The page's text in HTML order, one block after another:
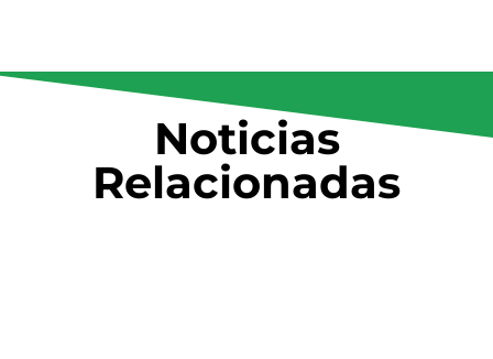
Noticias
Relacionadas